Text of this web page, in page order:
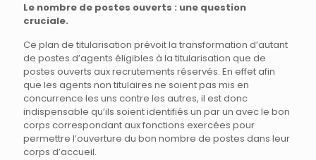
Le nombre de postes ouverts : une question
cruciale.
Ce plan de titularisation prévoit la transformation d’autant
de postes d’agents éligibles à la titularisation que de
postes ouverts aux recrutements réservés. En effet afin
que les agents non titulaires ne soient pas mis en
concurrence les uns contre les autres, il est donc
indispensable qu’ils soient identifiés un par un avec le bon
corps correspondant aux fonctions exercées pour
permettre l’ouverture du bon nombre de postes dans leur
corps d’accueil.